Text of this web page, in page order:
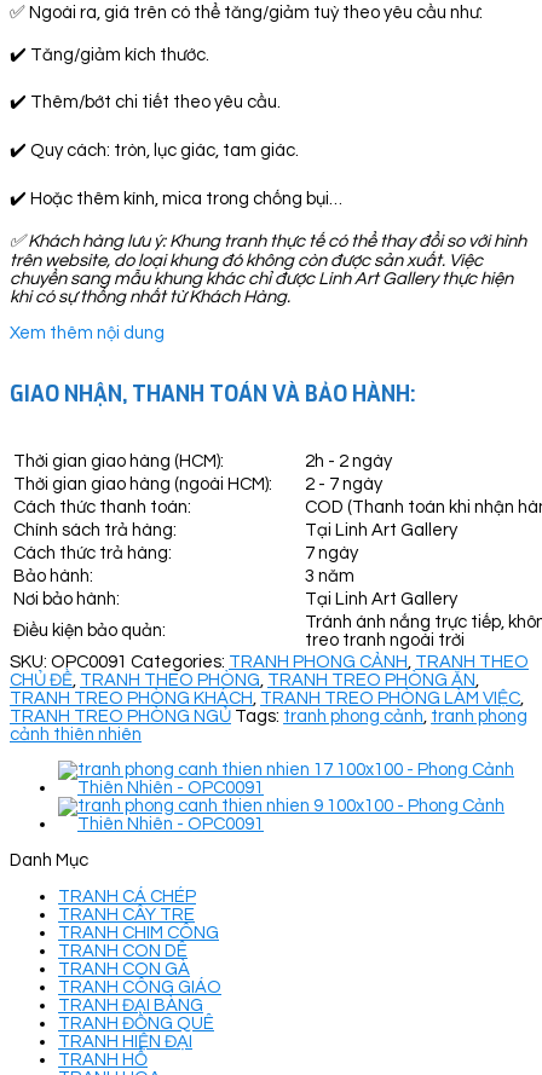
✅ Ngoài ra, giá trên có thể tăng/giảm tuỳ theo yêu cầu như:
✔️ Tăng/giảm kích thước.
✔️ Thêm/bớt chi tiết theo yêu cầu.
✔️ Quy cách: tròn, lục giác, tam giác.
✔️ Hoặc thêm kính, mica trong chống bụi…
✅Khách hàng lưu ý: Khung tranh thực tế có thể thay đổi so với hình
trên website, do loại khung đó không còn được sản xuất. Việc
chuyển sang mẫu khung khác chỉ được Linh Art Gallery thực hiện
khi có sự thống nhất từ Khách Hàng.
Xem thêm nội dung
GIAO NHẬN, THANH TOÁN VÀ BẢO HÀNH:
Thời gian giao hàng (HCM):
2h - 2 ngày
Thời gian giao hàng (ngoài HCM):
2 - 7 ngày
Cách thức thanh toán:
COD (Thanh toán khi nhận
Chính sách trả hàng:
Tại Linh Art Gallery
Cách thức trả hàng:
7 ngày
Bảo hành:
3 năm
Nơi bảo hành:
Tại Linh Art Gallery
Điều kiện bảo quản:
Tránh ánh nắng trực tiếp,
treo tranh ngoài trời
SKU: OPC0091 Categories: TRANH PHONG CẢNH TRANH THEO
CHỦ ĐỀ TRANH THEO PHÒNG TRANH TREO PHÒNG ĂN
TRANH TREO PHÒNG KHÁCH TRANH TREO PHÒNG LÀM VIỆC
TRANH TREO PHÒNG NGỦ Tags: tranh phong cảnh tranh phong
cảnh thiên nhiên
Danh Mục
TRANH CÁ CHÉP
TRANH CÂY TRE
TRANH CHIM CÔNG
TRANH CON DÊ
TRANH CON GÀ
TRANH CÔNG GIÁO
TRANH ĐẠI BÀNG
TRANH ĐỒNG QUÊ
TRANH HIỆN ĐẠI
TRANH HỔ